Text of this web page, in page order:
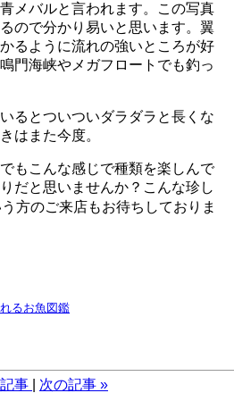
メバルと言われます。この写真
ので分かり易いと思います。翼
るように流れの強いところが好
門海峡やメガフロートでも釣っ
るとついついダラダラと長くな
はまた今度。
もこんな感じで種類を楽しんで
だと思いませんか？こんな珍し
う方のご来店もお待ちしておりま
るお魚図鑑
事 次の記事 »